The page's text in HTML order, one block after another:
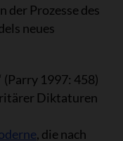
der Prozesse des
neues
1997: 458)
Diktaturen
, die nach